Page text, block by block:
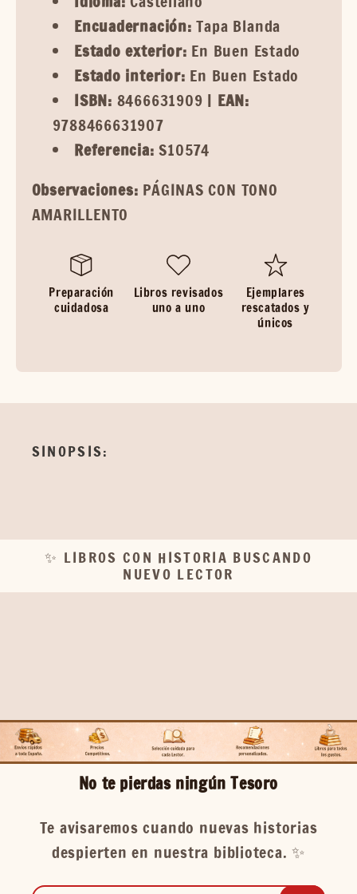
Encuadernación: Tapa Blanda
Estado exterior: En Buen Estado
Estado interior: En Buen Estado
ISBN: 8466631909 | EAN:
9788466631907
Referencia: S10574
Observaciones: PÁGINAS CON TONO
AMARILLENTO
Preparación
cuidadosa
Libros revisados
uno a uno
Ejemplares
rescatados y
únicos
SINOPSIS:
✨ LIBROS CON HISTORIA BUSCANDO
NUEVO LECTOR
No te pierdas ningún Tesoro
Te avisaremos cuando nuevas historias
despierten en nuestra biblioteca. ✨️